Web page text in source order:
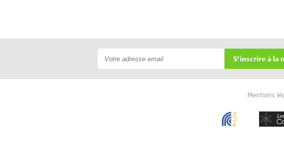
S'inscrire à la
Mentions